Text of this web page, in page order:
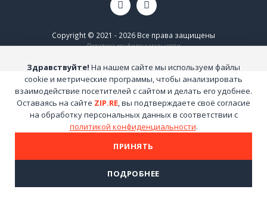
Copyright © 2021 - 2026 Все права защищены
Политика конфиденциальности
Здравствуйте! На нашем сайте мы используем файлы
cookie и метрические программы, чтобы анализировать
взаимодействие посетителей с сайтом и делать его удобнее.
Оставаясь на сайте ZIP.RE, вы подтверждаете своё согласие
на обработку персональных данных в соответствии с
политикой конфиденциальности.
ПРИНЯТЬ
ПОДРОБНЕЕ